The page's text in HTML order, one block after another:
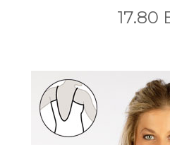
17.80